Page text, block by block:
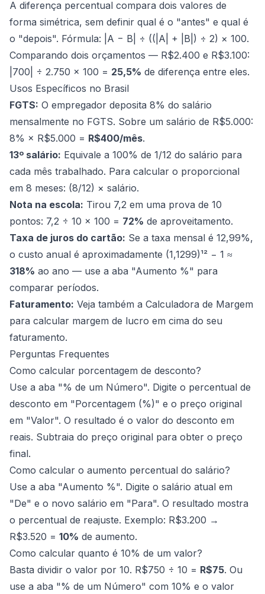
A diferença percentual compara dois valores de
forma simétrica, sem definir qual é o "antes" e qual é
o "depois". Fórmula: |A − B| ÷ ((|A| + |B|) ÷ 2) × 100.
Comparando dois orçamentos — R$2.400 e R$3.100:
|700| ÷ 2.750 × 100 = 25,5% de diferença entre eles.
Usos Específicos no Brasil
FGTS: O empregador deposita 8% do salário
mensalmente no FGTS. Sobre um salário de R$5.000:
8% × R$5.000 = R$400/mês.
13º salário: Equivale a 100% de 1/12 do salário para
cada mês trabalhado. Para calcular o proporcional
em 8 meses: (8/12) × salário.
Nota na escola: Tirou 7,2 em uma prova de 10
pontos: 7,2 ÷ 10 × 100 = 72% de aproveitamento.
Taxa de juros do cartão: Se a taxa mensal é 12,99%,
o custo anual é aproximadamente (1,1299)¹² − 1 ≈
318% ao ano — use a aba "Aumento %" para
comparar períodos.
Faturamento: Veja também a Calculadora de Margem
para calcular margem de lucro em cima do seu
faturamento.
Perguntas Frequentes
Como calcular porcentagem de desconto?
Use a aba "% de um Número". Digite o percentual de
desconto em "Porcentagem (%)" e o preço original
em "Valor". O resultado é o valor do desconto em
reais. Subtraia do preço original para obter o preço
final.
Como calcular o aumento percentual do salário?
Use a aba "Aumento %". Digite o salário atual em
"De" e o novo salário em "Para". O resultado mostra
o percentual de reajuste. Exemplo: R$3.200 →
R$3.520 = 10% de aumento.
Como calcular quanto é 10% de um valor?
Basta dividir o valor por 10. R$750 ÷ 10 = R$75. Ou
use a aba "% de um Número" com 10% e o valor